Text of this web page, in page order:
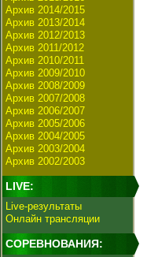
Архив 2014/2015
Архив 2013/2014
Архив 2012/2013
Архив 2011/2012
Архив 2010/2011
Архив 2009/2010
Архив 2008/2009
Архив 2007/2008
Архив 2006/2007
Архив 2005/2006
Архив 2004/2005
Архив 2003/2004
Архив 2002/2003
LIVE:
Live-результаты
Онлайн трансляции
СОРЕВНОВАНИЯ: